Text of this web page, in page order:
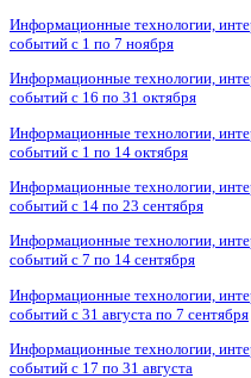
Информационные технологии,
событий с 1 по 7 ноября
Информационные технологии,
событий с 16 по 31 октября
Информационные технологии,
событий с 1 по 14 октября
Информационные технологии,
событий с 14 по 23 сентября
Информационные технологии,
событий с 7 по 14 сентября
Информационные технологии,
событий с 31 августа по 7 сентября
Информационные технологии,
событий с 17 по 31 августа